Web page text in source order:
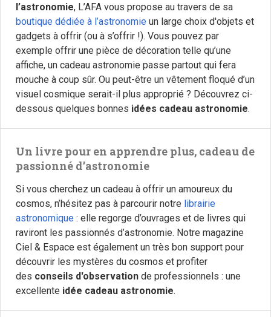
l’astronomie, L’AFA vous propose au travers de sa
boutique dédiée à l’astronomie un large choix d'objets et
gadgets à offrir (ou à s’offrir !). Vous pouvez par
exemple offrir une pièce de décoration telle qu’une
affiche, un cadeau astronomie passe partout qui fera
mouche à coup sûr. Ou peut-être un vêtement floqué d’un
visuel cosmique serait-il plus approprié ? Découvrez ci-
dessous quelques bonnes idées cadeau astronomie.
Un livre pour en apprendre plus, cadeau de
passionné d’astronomie
Si vous cherchez un cadeau à offrir un amoureux du
cosmos, n’hésitez pas à parcourir notre librairie
astronomique : elle regorge d’ouvrages et de livres qui
raviront les passionnés d’astronomie. Notre magazine
Ciel & Espace est également un très bon support pour
découvrir les mystères du cosmos et profiter
des conseils d'observation de professionnels : une
excellente idée cadeau astronomie.